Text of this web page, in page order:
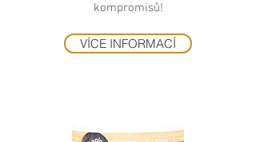
kompromisů!
VÍCE INFORMACÍ